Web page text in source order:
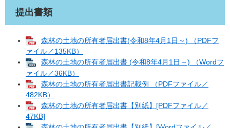
提出書類
森林の土地の所有者届出書(令和8年4月1日～) （PDFフ
ァイル／135KB）
森林の土地の所有者届出書 (令和8年4月1日～) （Wordフ
ァイル／36KB）
森林の土地の所有者届出書記載例 （PDFファイル／
482KB）
森林の土地の所有者届出書【別紙】[PDFファイル／
47KB]